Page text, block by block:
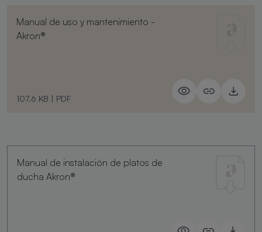
Manual de uso y mantenimiento -
Akron®
107.6 KB | PDF
Manual de instalación de platos de
ducha Akron®